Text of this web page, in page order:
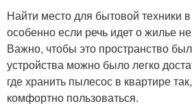
Найти место для бытовой техники
особенно если речь идет о жилье
Важно, чтобы это пространство
устройства можно было легко
где хранить пылесос в квартире
комфортно пользоваться.